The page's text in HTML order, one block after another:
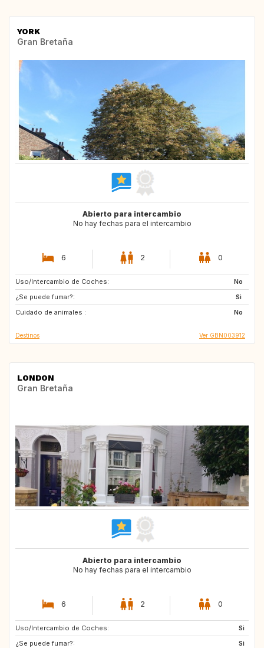
YORK
Gran Bretaña
Abierto para intercambio
No hay fechas para el intercambio
6 2 0
Uso/Intercambio de Coches:
No
¿Se puede fumar?:
Si
Cuidado de animales :
No
ES
IT
Destinos Ver GBN003912
LONDON
Gran Bretaña
Abierto para intercambio
No hay fechas para el intercambio
6 2 0
Uso/Intercambio de Coches:
Si
¿Se puede fumar?:
Si
GB
CH